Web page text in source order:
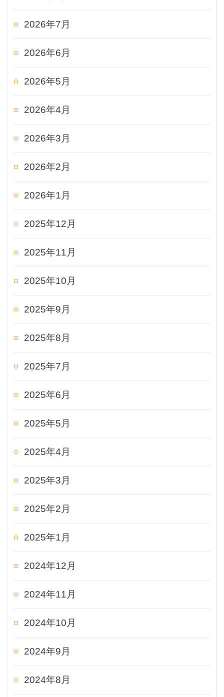
2026年7月
2026年6月
2026年5月
2026年4月
2026年3月
2026年2月
2026年1月
2025年12月
2025年11月
2025年10月
2025年9月
2025年8月
2025年7月
2025年6月
2025年5月
2025年4月
2025年3月
2025年2月
2025年1月
2024年12月
2024年11月
2024年10月
2024年9月
2024年8月